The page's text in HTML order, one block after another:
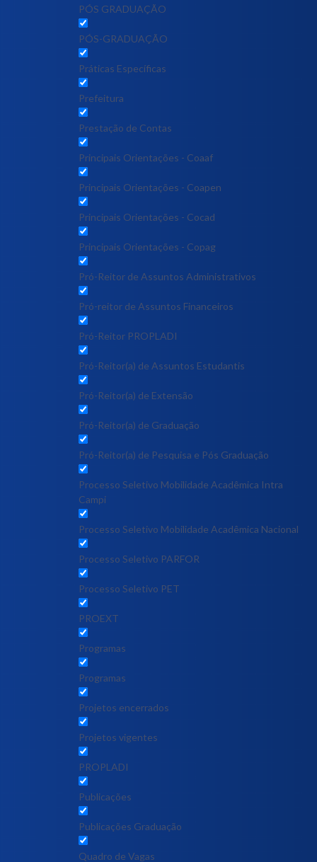
PÓS GRADUAÇÃO
PÓS-GRADUAÇÃO
Práticas Específicas
Prefeitura
Prestação de Contas
Principais Orientações - Coaaf
Principais Orientações - Coapen
Principais Orientações - Cocad
Principais Orientações - Copag
Pró-Reitor de Assuntos Administrativos
Pró-reitor de Assuntos Financeiros
Pró-Reitor PROPLADI
Pró-Reitor(a) de Assuntos Estudantis
Pró-Reitor(a) de Extensão
Pró-Reitor(a) de Graduação
Pró-Reitor(a) de Pesquisa e Pós Graduação
Processo Seletivo Mobilidade Acadêmica Intra
Campi
Processo Seletivo Mobilidade Acadêmica Nacional
Processo Seletivo PARFOR
Processo Seletivo PET
PROEXT
Programas
Programas
Projetos encerrados
Projetos vigentes
PROPLADI
Publicações
Publicações Graduação
Quadro de Vagas